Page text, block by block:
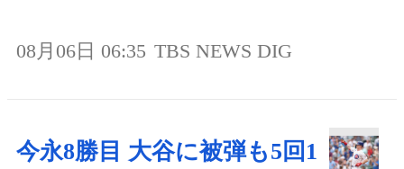
08月06日 06:35 TBS NEWS DIG
今永8勝目 大谷に被弾も5回1